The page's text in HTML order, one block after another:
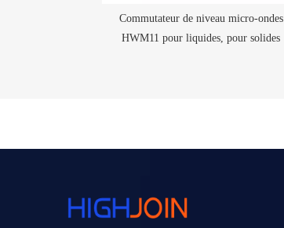
Commutateur de niveau micro-ondes
HWM11 pour liquides, pour solides